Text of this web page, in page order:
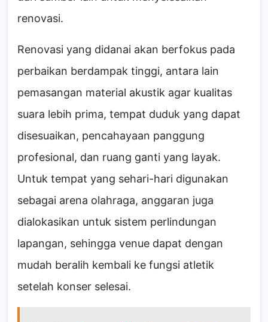
renovasi.
Renovasi yang didanai akan berfokus pada
perbaikan berdampak tinggi, antara lain
pemasangan material akustik agar kualitas
suara lebih prima, tempat duduk yang dapat
disesuaikan, pencahayaan panggung
profesional, dan ruang ganti yang layak.
Untuk tempat yang sehari-hari digunakan
sebagai arena olahraga, anggaran juga
dialokasikan untuk sistem perlindungan
lapangan, sehingga venue dapat dengan
mudah beralih kembali ke fungsi atletik
setelah konser selesai.